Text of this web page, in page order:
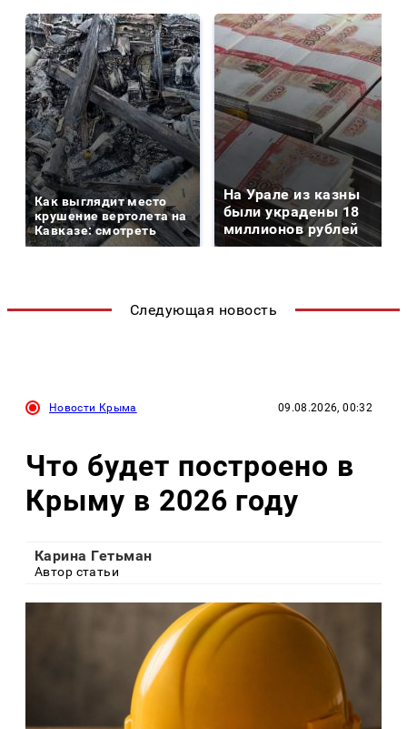
Как выглядит место
крушение вертолета на
Кавказе: смотреть
На Урале из казны
были украдены 18
миллионов рублей
Следующая новость
Новости Крыма 09.08.2026, 00:32
Что будет построено в
Крыму в 2026 году
Карина Гетьман
Автор статьи